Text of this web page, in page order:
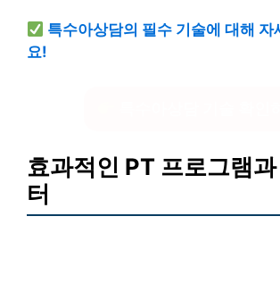
특수아상담의 필수 기술에 대해 자
요!
효과적인 PT 프로그램
터